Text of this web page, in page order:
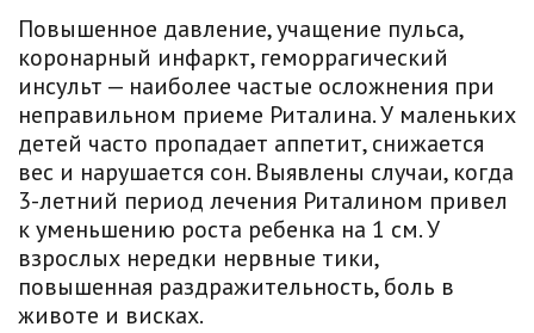
Повышенное давление, учащение пульса,
коронарный инфаркт, геморрагический
инсульт — наиболее частые осложнения при
неправильном приеме Риталина. У маленьких
детей часто пропадает аппетит, снижается
вес и нарушается сон. Выявлены случаи, когда
3-летний период лечения Риталином привел
к уменьшению роста ребенка на 1 см. У
взрослых нередки нервные тики,
повышенная раздражительность, боль в
животе и висках.